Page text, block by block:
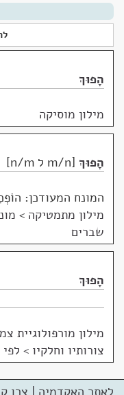
הָפוּךְ
מילון מוסיקה
הָפוּךְ m/n ל n/m
המונח המעודכן:
מילון מתמטיקה >
שברים
הָפוּךְ
מילון מורפולוגיית
צורותיו וחלקיו > לפי
לאתר האקדמיה | צרו